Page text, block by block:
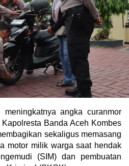
meningkatnya angka curanmor
Banda Aceh Kombes
sekaligus memasang
motor milik warga saat hendak
(SIM) dan pembuatan